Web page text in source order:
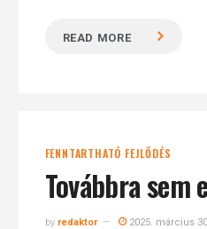
READ MORE
FENNTARTHATÓ FEJLŐDÉS
Továbbra sem
by redaktor 2025. március